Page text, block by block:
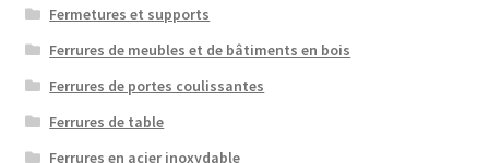
Fermetures et supports
Ferrures de meubles et de bâtiments en bois
Ferrures de portes coulissantes
Ferrures de table
Ferrures en acier inoxydable